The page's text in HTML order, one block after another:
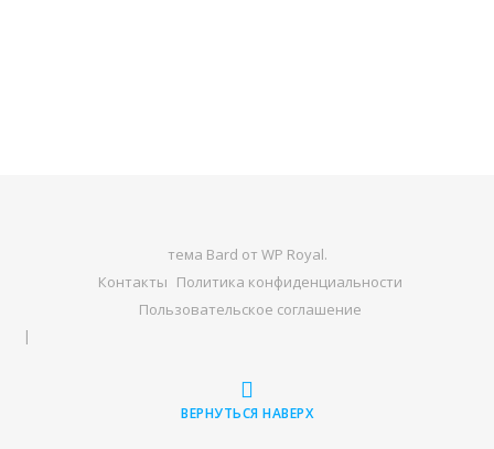
тема Bard от WP Royal.
Контакты Политика конфиденциальности
Пользовательское соглашение
ВЕРНУТЬСЯ НАВЕРХ